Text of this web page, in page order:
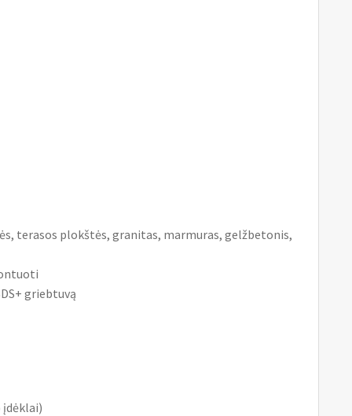
terasos plokštės, granitas, marmuras, gelžbetonis,
griebtuvą
įdėklai)